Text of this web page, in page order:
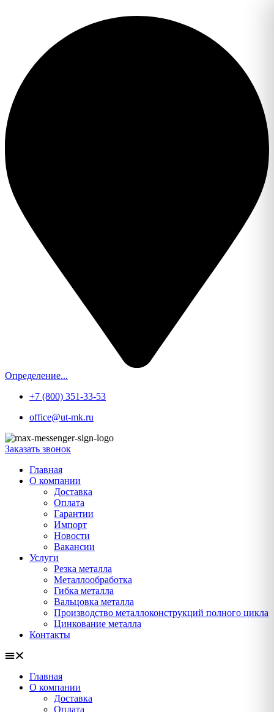
Определение...
+7 (800) 351-33-53
office@ut-mk.ru
Заказать звонок
Главная
О компании
Доставка
Оплата
Гарантии
Импорт
Новости
Вакансии
Услуги
Резка металла
Металлообработка
Гибка металла
Вальцовка металла
Производство металлоконструкций полного цикла
Цинкование металла
Контакты
Главная
О компании
Доставка
Оплата